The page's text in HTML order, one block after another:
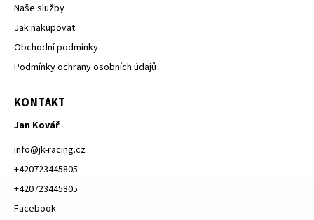
Naše služby
Jak nakupovat
Obchodní podmínky
Podmínky ochrany osobních údajů
KONTAKT
Jan Kovář
info@jk-racing.cz
+420723445805
+420723445805
Facebook